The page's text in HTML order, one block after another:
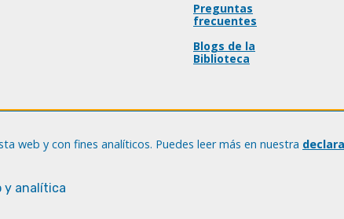
Preguntas
frecuentes
Blogs de la
Biblioteca
web y con fines analíticos. Puedes leer más en nuestra
y analítica